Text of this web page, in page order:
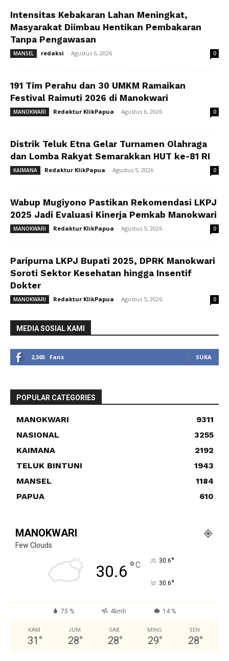
Intensitas Kebakaran Lahan Meningkat,
Masyarakat Diimbau Hentikan Pembakaran
Tanpa Pengawasan
MANSEL redaksi - Agustus 6, 2026 0
191 Tim Perahu dan 30 UMKM Ramaikan
Festival Raimuti 2026 di Manokwari
MANOKWARI Redaktur KlikPapua - Agustus 6, 2026 0
Distrik Teluk Etna Gelar Turnamen Olahraga
dan Lomba Rakyat Semarakkan HUT ke-81 RI
KAIMANA Redaktur KlikPapua - Agustus 5, 2026 0
Wabup Mugiyono Pastikan Rekomendasi LKPJ
2025 Jadi Evaluasi Kinerja Pemkab Manokwari
MANOKWARI Redaktur KlikPapua - Agustus 5, 2026 0
Paripurna LKPJ Bupati 2025, DPRK Manokwari
Soroti Sektor Kesehatan hingga Insentif
Dokter
MANOKWARI Redaktur KlikPapua - Agustus 5, 2026 0
MEDIA SOSIAL KAMI
2,365 Fans SUKA
POPULAR CATEGORIES
MANOKWARI
9311
NASIONAL
3255
KAIMANA
2192
TELUK BINTUNI
1943
MANSEL
1184
PAPUA
610
MANOKWARI
Few Clouds
30.6 °C 30.6°
30.6°
75 % 4kmh 14 %
KAM
31 °
JUM
28°
SAB
28°
MING
29°
SEN
28°